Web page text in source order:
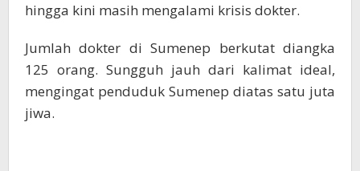
hingga kini masih mengalami krisis dokter.
Jumlah dokter di Sumenep berkutat diangka
125 orang. Sungguh jauh dari kalimat ideal,
mengingat penduduk Sumenep diatas satu juta
jiwa.